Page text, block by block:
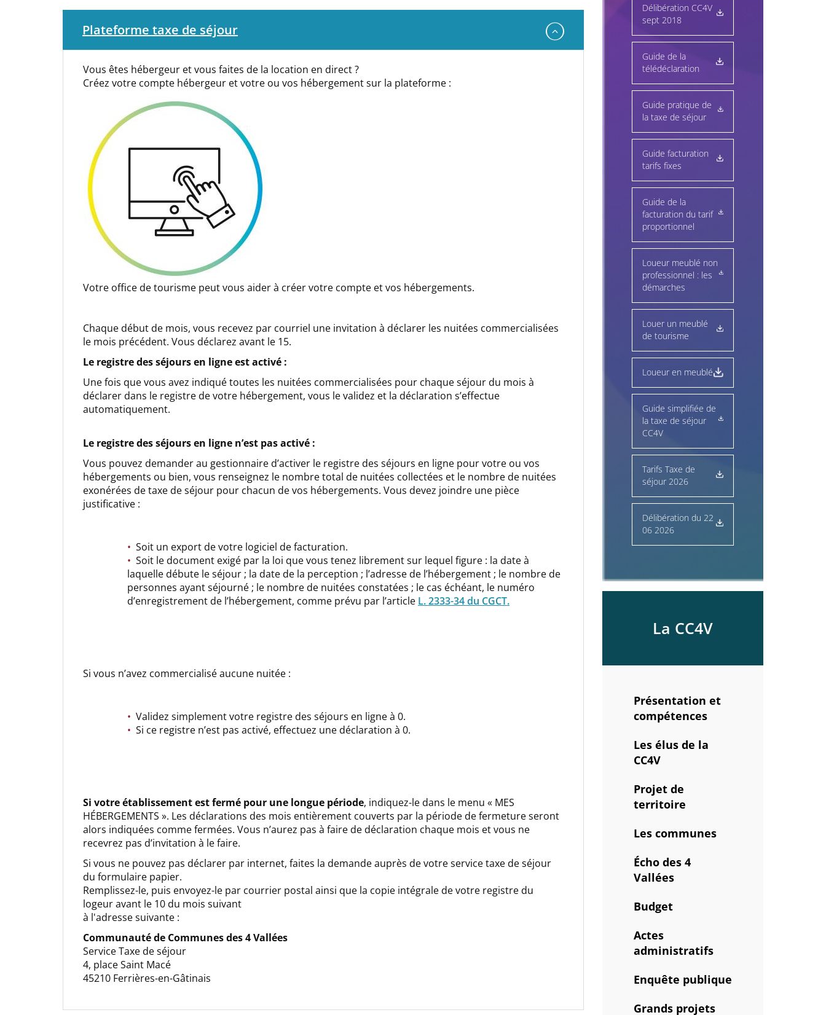
Plateforme taxe de séjour
Vous êtes hébergeur et vous faites de la location en direct ?
Créez votre compte hébergeur et votre ou vos hébergement sur la plateforme :
Votre office de tourisme peut vous aider à créer votre compte et vos hébergements.
Chaque début de mois, vous recevez par courriel une invitation à déclarer les nuitées commercialisées
le mois précédent. Vous déclarez avant le 15.
Le registre des séjours en ligne est activé :
Une fois que vous avez indiqué toutes les nuitées commercialisées pour chaque séjour du mois à
déclarer dans le registre de votre hébergement, vous le validez et la déclaration s’effectue
automatiquement.
Le registre des séjours en ligne n’est pas activé :
Vous pouvez demander au gestionnaire d’activer le registre des séjours en ligne pour votre ou vos
hébergements ou bien, vous renseignez le nombre total de nuitées collectées et le nombre de nuitées
exonérées de taxe de séjour pour chacun de vos hébergements. Vous devez joindre une pièce
justificative :
Soit un export de votre logiciel de facturation.
Soit le document exigé par la loi que vous tenez librement sur lequel figure : la date à
laquelle débute le séjour ; la date de la perception ; l’adresse de l’hébergement ; le nombre de
personnes ayant séjourné ; le nombre de nuitées constatées ; le cas échéant, le numéro
d’enregistrement de l’hébergement, comme prévu par l’article L. 2333-34 du CGCT.
Si vous n’avez commercialisé aucune nuitée :
Validez simplement votre registre des séjours en ligne à 0.
Si ce registre n’est pas activé, effectuez une déclaration à 0.
Si votre établissement est fermé pour une longue période, indiquez-le dans le menu « MES
HÉBERGEMENTS ». Les déclarations des mois entièrement couverts par la période de fermeture seront
alors indiquées comme fermées. Vous n’aurez pas à faire de déclaration chaque mois et vous ne
recevrez pas d’invitation à le faire.
Si vous ne pouvez pas déclarer par internet, faites la demande auprès de votre service taxe de séjour
du formulaire papier.
Remplissez-le, puis envoyez-le par courrier postal ainsi que la copie intégrale de votre registre du
logeur avant le 10 du mois suivant
à l'adresse suivante :
Communauté de Communes des 4 Vallées
Service Taxe de séjour
4, place Saint Macé
45210 Ferrières-en-Gâtinais
Délibération CC4V
sept 2018
Guide de la
télédéclaration
Guide pratique de
la taxe de séjour
Guide facturation
tarifs fixes
Guide de la
facturation du tarif
proportionnel
Loueur meublé non
professionnel : les
démarches
Louer un meublé
de tourisme
Loueur en meublé
Guide simplifiée de
la taxe de séjour
CC4V
Tarifs Taxe de
séjour 2026
Délibération du 22
06 2026
La CC4V
Présentation et
compétences
Les élus de la
CC4V
Projet de
territoire
Les communes
Écho des 4
Vallées
Budget
Actes
administratifs
Enquête publique
Grands projets